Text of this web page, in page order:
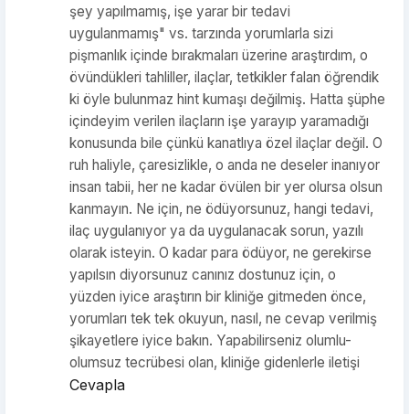
şey yapılmamış, işe yarar bir tedavi
uygulanmamış" vs. tarzında yorumlarla sizi
pişmanlık içinde bırakmaları üzerine araştırdım, o
övündükleri tahliller, ilaçlar, tetkikler falan öğrendik
ki öyle bulunmaz hint kumaşı değilmiş. Hatta şüphe
içindeyim verilen ilaçların işe yarayıp yaramadığı
konusunda bile çünkü kanatlıya özel ilaçlar değil. O
ruh haliyle, çaresizlikle, o anda ne deseler inanıyor
insan tabii, her ne kadar övülen bir yer olursa olsun
kanmayın. Ne için, ne ödüyorsunuz, hangi tedavi,
ilaç uygulanıyor ya da uygulanacak sorun, yazılı
olarak isteyin. O kadar para ödüyor, ne gerekirse
yapılsın diyorsunuz canınız dostunuz için, o
yüzden iyice araştırın bir kliniğe gitmeden önce,
yorumları tek tek okuyun, nasıl, ne cevap verilmiş
şikayetlere iyice bakın. Yapabilirseniz olumlu-
olumsuz tecrübesi olan, kliniğe gidenlerle iletişi
Cevapla